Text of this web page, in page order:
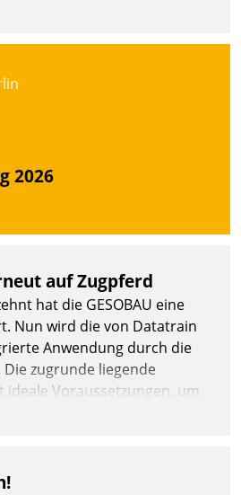
2026
auf Zugpferd
hat die GESOBAU eine
Nun wird die von Datatrain
Anwendung durch die
zugrunde liegende
Voraussetzungen, um
zu erweitern und weitere